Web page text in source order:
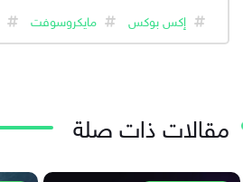
إكس بوكس
مايكروسوفت
مقالات ذات صلة